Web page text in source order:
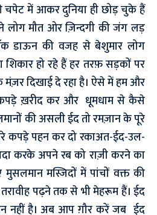
चपेट में आकर दुनिया ही छोड़ चुके हैं
लोग मौत ओर ज़िन्दगी की जंग लड़
डाऊन की वजह से बेशुमार लोग
शिकार हो रहे हैं हर तरफ़ सड़कों पर
मंज़र दिखाई दे रहा है। ऐसे में हम और
ख़रीद कर और धूमधाम से कैसे
की असली ईद तो रमज़ान के पूरे
पहन कर दो रकाअत-ईद-उल-
करके अपने रब को राज़ी करने का
मुसलमान मस्जिदों में पांचों वक्त की
पढ़ने तक से भी मेहरूम हैं। ईद
नहीं है। अब आप ग़ौर करें जब ईद